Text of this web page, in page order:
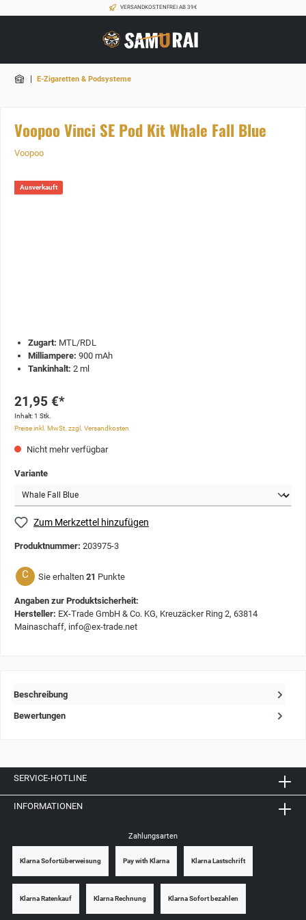
VERSANDKOSTENFREI AB 39€
| E-Zigaretten & Podsysteme
Voopoo Vinci SE Pod Kit Whale Fall Blue
Voopoo
Ausverkauft
Zugart: MTL/RDL
Milliampere: 900 mAh
Tankinhalt: 2 ml
21,95 €*
Inhalt:1 Stk.
Preise inkl. MwSt. zzgl. Versandkosten
Nicht mehr verfügbar
Variante
Zum Merkzettel hinzufügen
Produktnummer: 203975-3
C Sie erhalten 21 Punkte
Angaben zur Produktsicherheit:
Hersteller: EX-Trade GmbH & Co. KG, Kreuzäcker Ring 2, 63814
Mainaschaff, info@ex-trade.net
Beschreibung
Bewertungen
SERVICE-HOTLINE
INFORMATIONEN
Zahlungsarten
Klarna Sofortüberweisung Pay with Klarna Klarna Lastschrift
Klarna Ratenkauf Klarna Rechnung Klarna Sofort bezahlen